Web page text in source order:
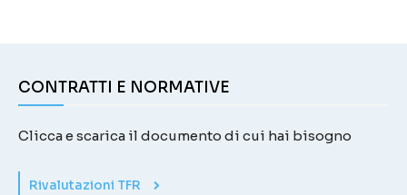
CONTRATTI E NORMATIVE
Clicca e scarica il documento di cui hai bisogno
Rivalutazioni TFR